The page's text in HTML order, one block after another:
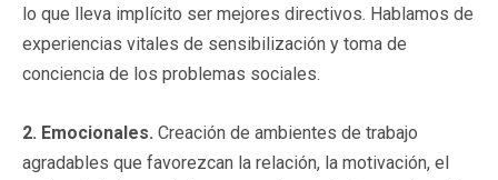
lo que lleva implícito ser mejores directivos. Hablamos de
experiencias vitales de sensibilización y toma de
conciencia de los problemas sociales.
2. Emocionales. Creación de ambientes de trabajo
agradables que favorezcan la relación, la motivación, el